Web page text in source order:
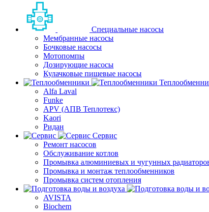
Специальные насосы
Мембранные насосы
Бочковые насосы
Мотопомпы
Дозирующие насосы
Кулачковые пищевые насосы
Alfa Laval
Funke
APV (АПВ Теплотекс)
Kaori
Ридан
Сервис
Ремонт насосов
Обслуживание котлов
Промывка алюминиевых и чугунных
Промывка и монтаж теплообменников
Промывка систем отопления
AVISTA
Biochem